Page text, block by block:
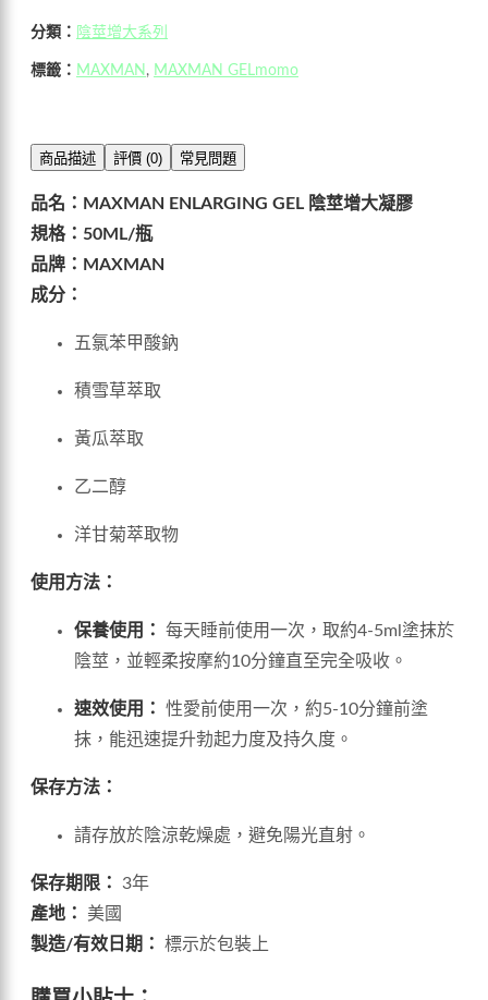
分類： 陰莖增大系列
標籤： MAXMAN , MAXMAN GELmomo
商品描述 評價 (0) 常見問題
品名：MAXMAN ENLARGING GEL 陰莖增大凝膠
規格：50ML/瓶
品牌：MAXMAN
成分：
五氯苯甲酸鈉
積雪草萃取
黃瓜萃取
乙二醇
洋甘菊萃取物
使用方法：
保養使用：
每天睡前使用一次，取約4-5ml塗抹於
陰莖，並輕柔按摩約10分鐘直至完全吸收。
速效使用：
性愛前使用一次，約5-10分鐘前塗
抹，能迅速提升勃起力度及持久度。
保存方法：
請存放於陰涼乾燥處，避免陽光直射。
保存期限：
3年
產地：
美國
製造/有效日期：
標示於包裝上